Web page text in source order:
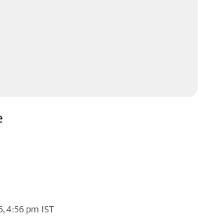
4:56 pm IST